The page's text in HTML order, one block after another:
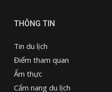
THÔNG TIN
Tin du lịch
Điểm tham quan
Ẩm thực
Cẩm nang du lịch